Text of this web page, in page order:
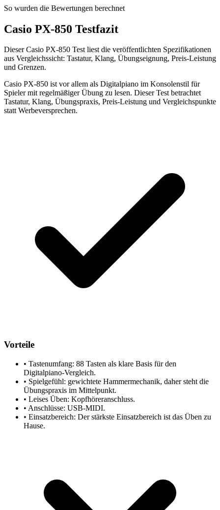
So wurden die Bewertungen berechnet
Casio PX-850 Testfazit
Dieser Casio PX-850 Test liest die veröffentlichten Spezifikationen
aus Vergleichssicht: Tastatur, Klang, Übungseignung, Preis-Leistung
und Grenzen.
Casio PX-850 ist vor allem als Digitalpiano im Konsolenstil für
Spieler mit regelmäßiger Übung zu lesen. Dieser Test betrachtet
Tastatur, Klang, Übungspraxis, Preis-Leistung und Vergleichspunkte
statt Werbeversprechen.
Vorteile
• Tastenumfang: 88 Tasten als klare Basis für den
Digitalpiano-Vergleich.
• Spielgefühl: gewichtete Hammermechanik, daher steht die
Übungspraxis im Mittelpunkt.
• Leises Üben: Kopfhöreranschluss.
• Anschlüsse: USB-MIDI.
• Einsatzbereich: Der stärkste Einsatzbereich ist das Üben zu
Hause.